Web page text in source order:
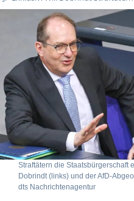
Straftätern die Staatsbürgerschaft
Dobrindt (links) und der AfD-
dts Nachrichtenagentur